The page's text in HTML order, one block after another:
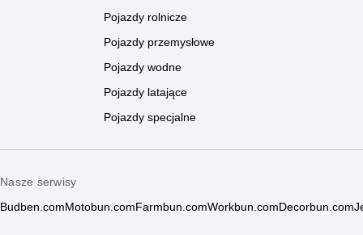
Pojazdy rolnicze
Pojazdy przemysłowe
Pojazdy wodne
Pojazdy latające
Pojazdy specjalne
Nasze serwisy
Budben.com Motobun.com Farmbun.comWorkbun.com Decorbun.com